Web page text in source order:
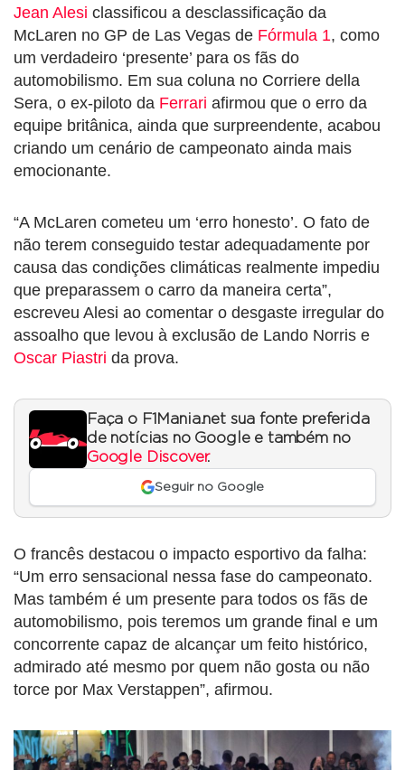
Jean Alesi classificou a desclassificação da
McLaren no GP de Las Vegas de Fórmula 1, como
um verdadeiro ‘presente’ para os fãs do
automobilismo. Em sua coluna no Corriere della
Sera, o ex-piloto da Ferrari afirmou que o erro da
equipe britânica, ainda que surpreendente, acabou
criando um cenário de campeonato ainda mais
emocionante.
“A McLaren cometeu um ‘erro honesto’. O fato de
não terem conseguido testar adequadamente por
causa das condições climáticas realmente impediu
que preparassem o carro da maneira certa”,
escreveu Alesi ao comentar o desgaste irregular do
assoalho que levou à exclusão de Lando Norris e
Oscar Piastri da prova.
Faça o F1Mania.net sua fonte preferida
de notícias no Google e também no
Google Discover.
Seguir no Google
O francês destacou o impacto esportivo da falha:
“Um erro sensacional nessa fase do campeonato.
Mas também é um presente para todos os fãs de
automobilismo, pois teremos um grande final e um
concorrente capaz de alcançar um feito histórico,
admirado até mesmo por quem não gosta ou não
torce por Max Verstappen”, afirmou.